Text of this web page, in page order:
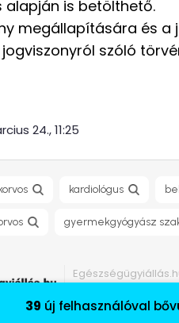
alapján is betölthető.
megállapítására és
szóló
24., 11:25
kardiológus
gyermekgyógyász
39 új felhasználóval